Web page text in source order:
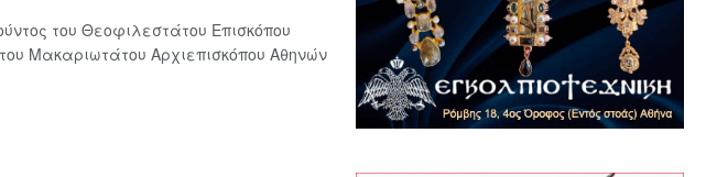
του Θεοφιλεστάτου Επισκόπου
Μακαριωτάτου Αρχιεπισκόπου Αθηνών